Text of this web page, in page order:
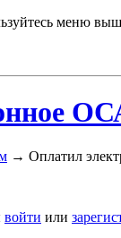
меню
→ Оплатил
войти или